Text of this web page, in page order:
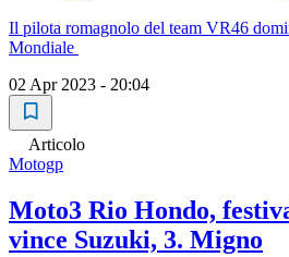
Il pilota romagnolo del team VR46
Mondiale
02 Apr 2023 - 20:04
Articolo
Motogp
Moto3 Rio Hondo,
vince Suzuki, 3. Migno